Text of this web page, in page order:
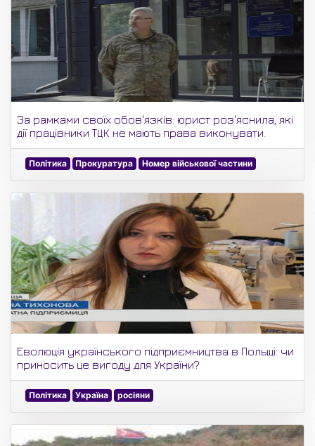
За рамками своїх обов'язків: юрист роз'яснила, які
дії працівники ТЦК не мають права виконувати.
Політика Прокуратура Номер військової частини
Еволюція українського підприємництва в Польщі: чи
приносить це вигоду для України?
Політика Україна росіяни